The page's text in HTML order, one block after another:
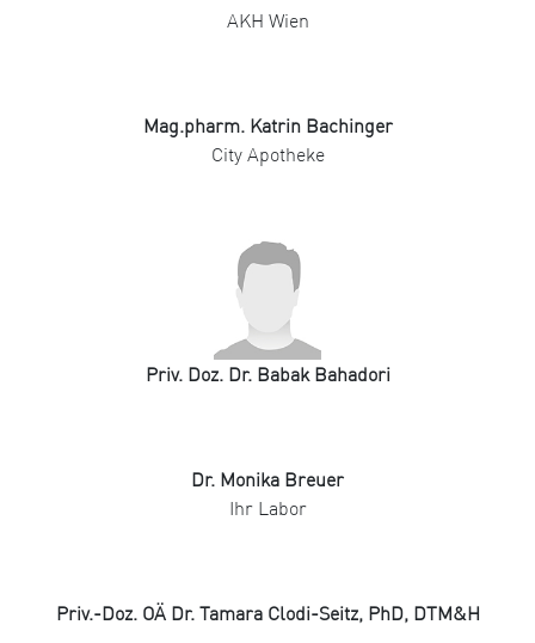
AKH Wien
Mag.pharm. Katrin Bachinger
City Apotheke
Priv. Doz. Dr. Babak Bahadori
Dr. Monika Breuer
Ihr Labor
Priv.-Doz. OÄ Dr. Tamara Clodi-Seitz, PhD, DTM&H